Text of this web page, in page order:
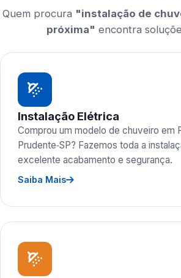
Quem procura "instalação de
próxima" encontra
Instalação Elétrica
Comprou um modelo de chuveiro em
Prudente‑SP? Fazemos toda a
excelente acabamento e segurança.
Saiba Mais